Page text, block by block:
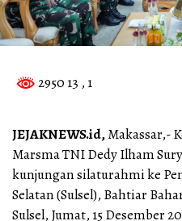
2950 13 , 1
JEJAKNEWS.id,Makassar,-
Marsma TNI Dedy Ilham
kunjungan silaturahmi ke
Selatan (Sulsel), Bahtiar
Sulsel, Jumat, 15 Desember